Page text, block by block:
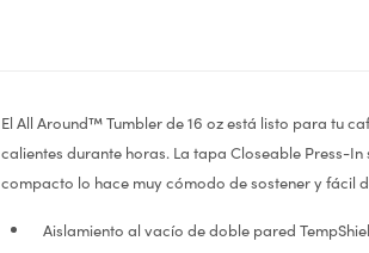
El All Around™ Tumbler de 16 oz está listo para tu
calientes durante horas. La tapa Closeable Press-
compacto lo hace muy cómodo de sostener y fácil
Aislamiento al vacío de doble pared